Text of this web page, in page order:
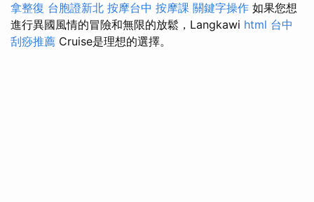
拿整復 台胞證新北 按摩台中 按摩課 關鍵字操作 如果您想
進行異國風情的冒險和無限的放鬆，Langkawi html 台中
刮痧推薦 Cruise是理想的選擇。